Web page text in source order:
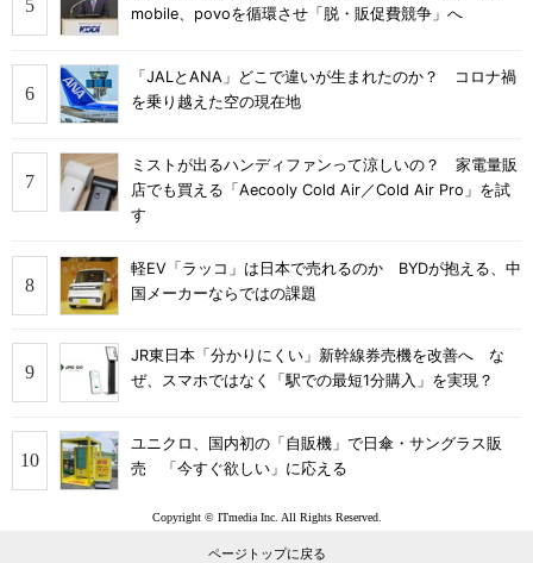
mobile、povoを循環させ「脱・販促費競争」へ
「JALとANA」どこで違いが生まれたのか？ コロナ禍
を乗り越えた空の現在地
ミストが出るハンディファンって涼しいの？ 家電量販
店でも買える「Aecooly Cold Air／Cold Air Pro」を試
す
軽EV「ラッコ」は日本で売れるのか BYDが抱える、中
国メーカーならではの課題
JR東日本「分かりにくい」新幹線券売機を改善へ な
ぜ、スマホではなく「駅での最短1分購入」を実現？
ユニクロ、国内初の「自販機」で日傘・サングラス販
売 「今すぐ欲しい」に応える
Copyright © ITmedia Inc. All Rights Reserved.
ページトップに戻る